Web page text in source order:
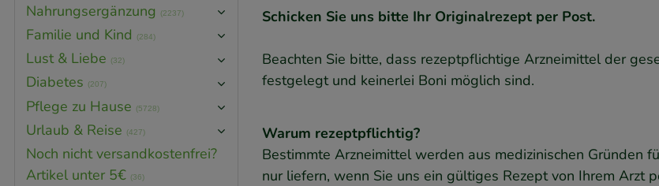
Schicken Sie uns bitte Ihr Originalrezept per Post.
Beachten Sie bitte, dass rezeptpflichtige Arzneimittel der
festgelegt und keinerlei Boni möglich sind.
Warum rezeptpflichtig?
Bestimmte Arzneimittel werden aus medizinischen Gründen
nur liefern, wenn Sie uns ein gültiges Rezept von Ihrem Arzt
Nahrungsergänzung (2237)
Familie und Kind (284)
Lust & Liebe (32)
Diabetes (207)
Pflege zu Hause (5728)
Urlaub & Reise (427)
Noch nicht versandkostenfrei?
Artikel unter 5€ (36)